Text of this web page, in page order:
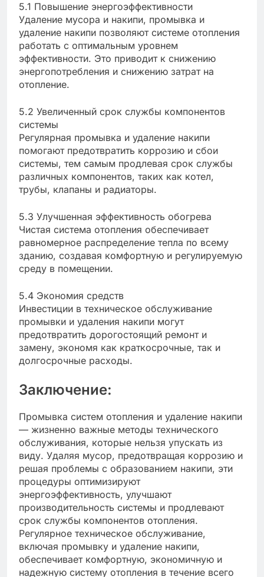
5.1 Повышение энергоэффективности
Удаление мусора и накипи, промывка и
удаление накипи позволяют системе отопления
работать с оптимальным уровнем
эффективности. Это приводит к снижению
энергопотребления и снижению затрат на
отопление.
5.2 Увеличенный срок службы компонентов
системы
Регулярная промывка и удаление накипи
помогают предотвратить коррозию и сбои
системы, тем самым продлевая срок службы
различных компонентов, таких как котел,
трубы, клапаны и радиаторы.
5.3 Улучшенная эффективность обогрева
Чистая система отопления обеспечивает
равномерное распределение тепла по всему
зданию, создавая комфортную и регулируемую
среду в помещении.
5.4 Экономия средств
Инвестиции в техническое обслуживание
промывки и удаления накипи могут
предотвратить дорогостоящий ремонт и
замену, экономя как краткосрочные, так и
долгосрочные расходы.
Заключение:
Промывка систем отопления и удаление накипи
— жизненно важные методы технического
обслуживания, которые нельзя упускать из
виду. Удаляя мусор, предотвращая коррозию и
решая проблемы с образованием накипи, эти
процедуры оптимизируют
энергоэффективность, улучшают
производительность системы и продлевают
срок службы компонентов отопления.
Регулярное техническое обслуживание,
включая промывку и удаление накипи,
обеспечивает комфортную, экономичную и
надежную систему отопления в течение всего